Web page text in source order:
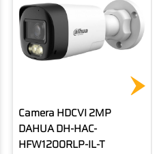
Camera Dome 2MP
DAHUA DH-HAC-T1A21P-U-
IL-A